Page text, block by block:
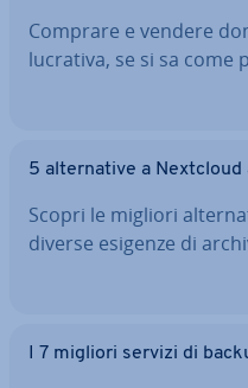
Comprare e vendere
lucrativa, se si sa come
5 al­ter­na­ti­ve a Nextcloud
Scopri le migliori
diverse esigenze di
I 7 migliori servizi di